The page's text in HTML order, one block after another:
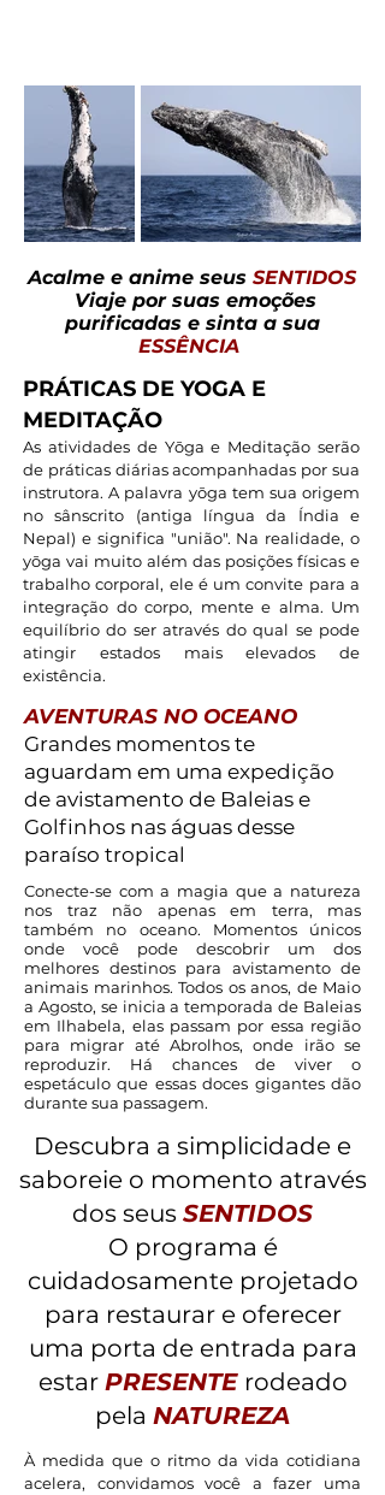
Acalme e anime seus SENTIDOS
Viaje por suas emoções
purificadas e sinta a sua
ESSÊNCIA
PRÁTICAS DE YOGA E
MEDITAÇÃO
As atividades de Yōga e Meditação serão
de práticas diárias acompanhadas por sua
instrutora. A palavra yōga tem sua origem
no sânscrito (antiga língua da Índia e
Nepal) e significa "união". Na realidade, o
yōga vai muito além das posições físicas e
trabalho corporal, ele é um convite para a
integração do corpo, mente e alma. Um
equilíbrio do ser através do qual se pode
atingir estados mais elevados de
existência.
AVENTURAS NO OCEANO
Grandes momentos te
aguardam em uma expedição
de avistamento de Baleias e
Golfinhos nas águas desse
paraíso tropical
Conecte-se com a magia que a natureza
nos traz não apenas em terra, mas
também no oceano. Momentos únicos
onde você pode descobrir um dos
melhores destinos para avistamento de
animais marinhos. Todos os anos, de Maio
a Agosto, se inicia a temporada de Baleias
em Ilhabela, elas passam por essa região
para migrar até Abrolhos, onde irão se
reproduzir. Há chances de viver o
espetáculo que essas doces gigantes dão
durante sua passagem.
Descubra a simplicidade e
saboreie o momento através
dos seus SENTIDOS
O programa é
cuidadosamente projetado
para restaurar e oferecer
uma porta de entrada para
estar PRESENTE rodeado
pela NATUREZA
À medida que o ritmo da vida cotidiana
acelera, convidamos você a fazer uma